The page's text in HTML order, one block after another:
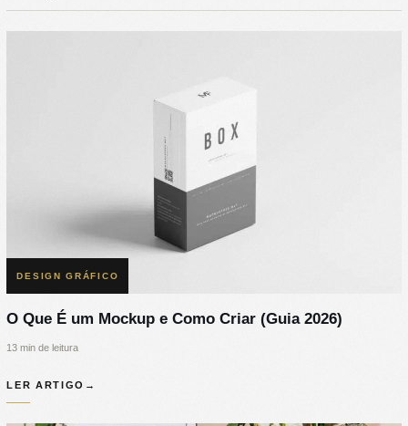
DESIGN GRÁFICO
O Que É um Mockup e Como Criar (Guia 2026)
13 min de leitura
LER ARTIGO →